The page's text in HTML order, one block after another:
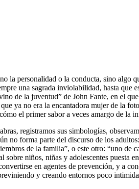
la personalidad o la conducta, sino algo
una sagrada inviolabilidad, hasta que
de la juventud” de John Fante, en el
ya no era la encantadora mujer de la
el primer sabor a veces amargo de la
registramos sus simbologías,
no forma parte del discurso de los
de la familia”, o este otro: “uno
niños, niñas y adolescentes puesta
en agentes de prevención, y a
y creando entornos poco